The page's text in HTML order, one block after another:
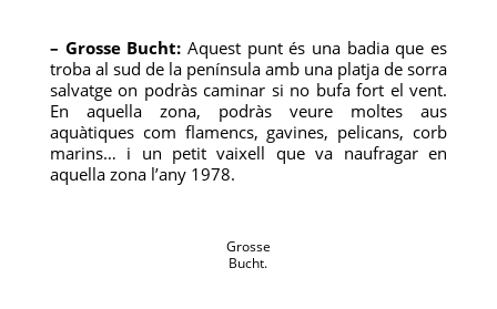
– Grosse Bucht: Aquest punt és una badia que es
troba al sud de la península amb una platja de sorra
salvatge on podràs caminar si no bufa fort el vent.
En aquella zona, podràs veure moltes aus
aquàtiques com flamencs, gavines, pelicans, corb
marins… i un petit vaixell que va naufragar en
aquella zona l’any 1978.
Grosse
Bucht.